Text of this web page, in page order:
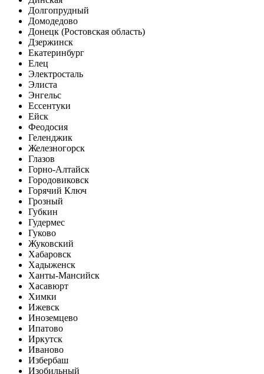
Долгопрудный
Домодедово
Донецк (Ростовская область)
Дзержинск
Екатеринбург
Елец
Электросталь
Элиста
Энгельс
Ессентуки
Ейск
Феодосия
Геленджик
Железногорск
Глазов
Горно-Алтайск
Городовиковск
Горячий Ключ
Грозный
Губкин
Гудермес
Гуково
Жуковский
Хабаровск
Хадыженск
Ханты-Мансийск
Хасавюрт
Химки
Ижевск
Иноземцево
Ипатово
Иркутск
Иваново
Избербаш
Изобильный